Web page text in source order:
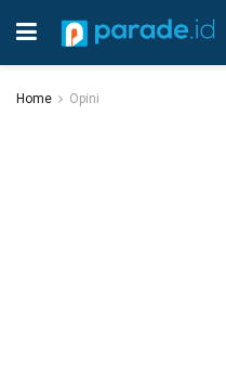
Home Opini